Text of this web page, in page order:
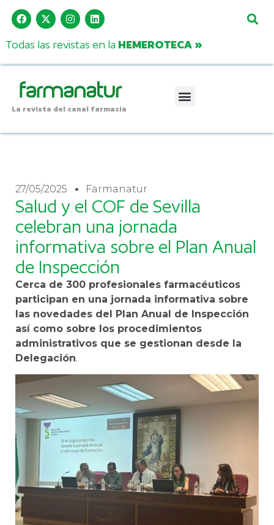
Todas las revistas en la HEMEROTECA »
La revista del canal farmacia
27/05/2025 Farmanatur
Salud y el COF de Sevilla
celebran una jornada
informativa sobre el Plan Anual
de Inspección
Cerca de 300 profesionales farmacéuticos
participan en una jornada informativa sobre
las novedades del Plan Anual de Inspección
así como sobre los procedimientos
administrativos que se gestionan desde la
Delegación.